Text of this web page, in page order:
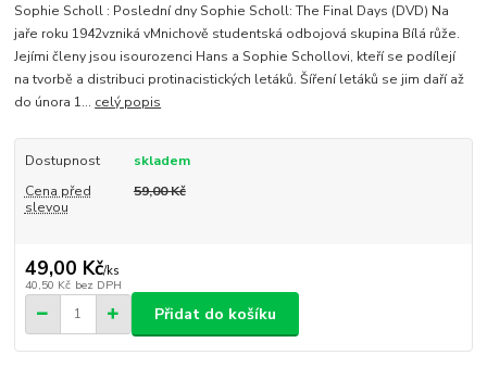
Sophie Scholl : Poslední dny Sophie Scholl: The Final Days (DVD) Na
jaře roku 1942vzniká vMnichově studentská odbojová skupina Bílá růže.
Jejími členy jsou isourozenci Hans a Sophie Schollovi, kteří se podílejí
na tvorbě a distribuci protinacistických letáků. Šíření letáků se jim daří až
do února 1... celý popis
Dostupnost
skladem
Cena před
slevou
59,00 Kč
49,00 Kč/ks
40,50 Kč bez DPH
Přidat do košíku